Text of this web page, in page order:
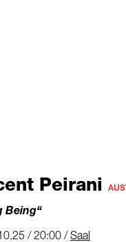
Peirani
Being“
/ 20:00 /Saal